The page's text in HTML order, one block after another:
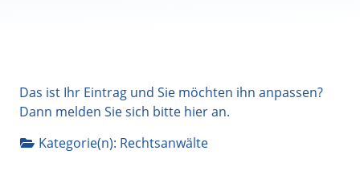
Das ist Ihr Eintrag und Sie möchten ihn anpassen?
Dann melden Sie sich bitte hieran.
Kategorie(n): Rechtsanwälte